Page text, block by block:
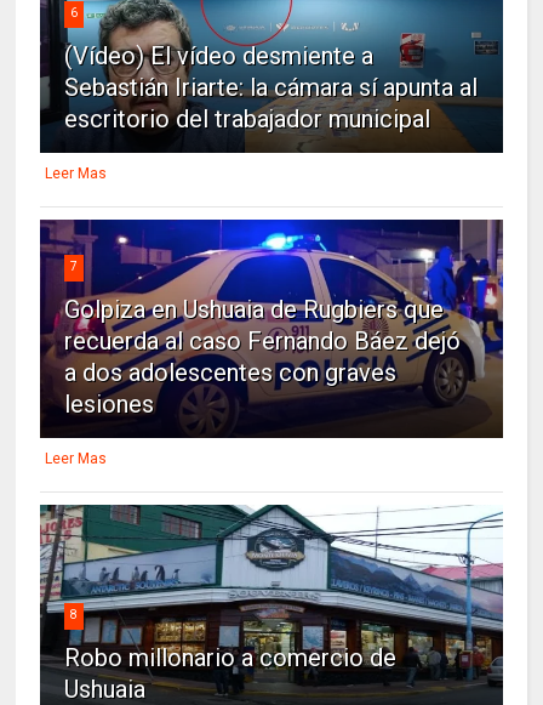
6
(Vídeo) El vídeo desmiente a
Sebastián Iriarte: la cámara sí apunta al
escritorio del trabajador municipal
Leer Mas
7
Golpiza en Ushuaia de Rugbiers que
recuerda al caso Fernando Báez dejó
a dos adolescentes con graves
lesiones
Leer Mas
8
Robo millonario a comercio de
Ushuaia